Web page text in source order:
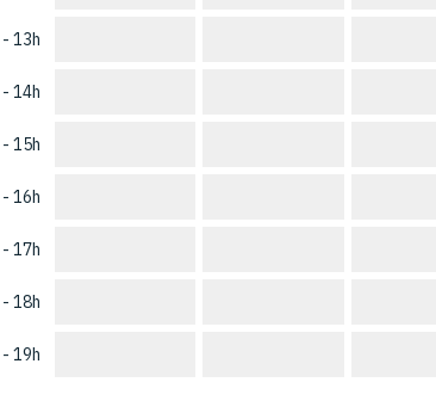
13h
14h
15h
16h
17h
18h
19h